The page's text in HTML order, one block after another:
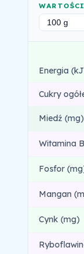
Energia
Cukry
Miedź (mg)
Witamina
Fosfor
Mangan
Cynk (mg)